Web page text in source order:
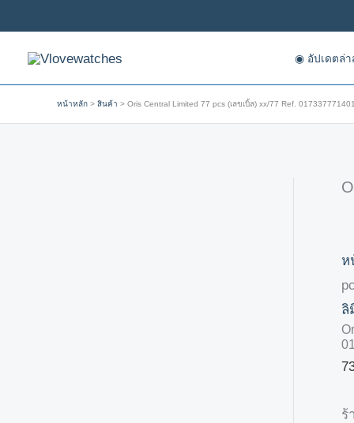
to
content
◉ อัปเดตล่า
หน้าหลัก สินค้า Oris Central Limited 77 pcs (เลขเบิ้ล) xx/77 Ref.
ห
ลิ
ร้